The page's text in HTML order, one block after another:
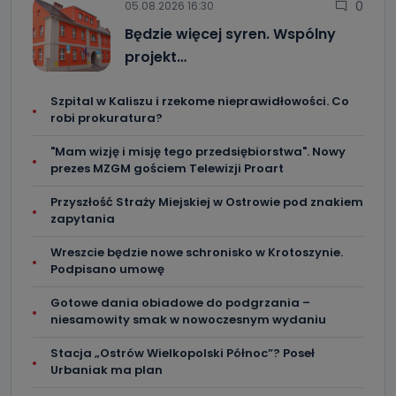
dotyczących Państwa oraz uzyskania ich kopii, a także
żądania ich sprostowania, usunięcia danych,
ograniczenia ich przetwarzania oraz prawo wniesienia
sprzeciwu wobec ich przetwarzania.
przechowywane?
administratora – do momentu wniesienia sprzeciwu.
Jakie dane osobowe przetwarzamy?
Przetwarzane kategorie Państwa danych osobowych to
które zostały zebrane ze źródeł publicznie dostępnych, w
szczególności: imię i nazwisko, adres e-mail, telefon
kontaktowy, adres korespondencyjny. Odbiorcą Pastwa
oraz partnerzy wspomagający administratora w jego
biznesowej działalności.
Jak skontaktować się z inspektorem
danych osobowych?
05.08.2026 16:30 0
Będzie więcej syren. Wspólny
projekt…
Szpital w Kaliszu i rzekome nieprawidłowości. Co
robi prokuratura?
"Mam wizję i misję tego przedsiębiorstwa". Nowy
prezes MZGM gościem Telewizji Proart
Przyszłość Straży Miejskiej w Ostrowie pod znakiem
zapytania
Wreszcie będzie nowe schronisko w Krotoszynie.
Podpisano umowę
Gotowe dania obiadowe do podgrzania –
niesamowity smak w nowoczesnym wydaniu
Stacja „Ostrów Wielkopolski Północ”? Poseł
Urbaniak ma plan